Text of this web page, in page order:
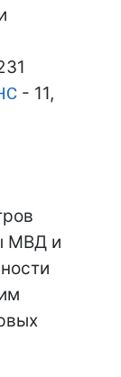
- 11,
МВД и